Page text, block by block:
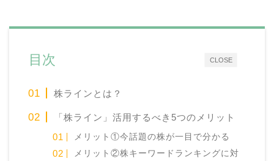
CLOSE
目次
株ラインとは？
「株ライン」活用するべき5つのメリット
メリット①今話題の株が一目で分かる
メリット②株キーワードランキングに対